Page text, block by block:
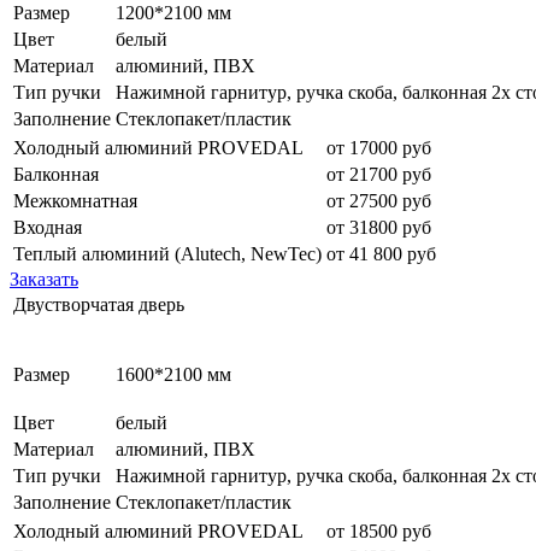
Размер
1200*2100 мм
Цвет
белый
Материал
алюминий, ПВХ
Тип ручки
Нажимной гарнитур, ручка скоба, балконная 2х
Заполнение Стеклопакет/пластик
Холодный алюминий PROVEDAL
от 17000 руб
Балконная
от 21700 руб
Межкомнатная
от 27500 руб
Входная
от 31800 руб
Теплый алюминий (Alutech, NewTec) от 41 800 руб
Заказать
Двустворчатая дверь
Размер 1600*2100 мм
Цвет
белый
Материал
алюминий, ПВХ
Тип ручки
Нажимной гарнитур, ручка скоба, балконная 2х
Заполнение Стеклопакет/пластик
Холодный алюминий PROVEDAL
от 18500 руб